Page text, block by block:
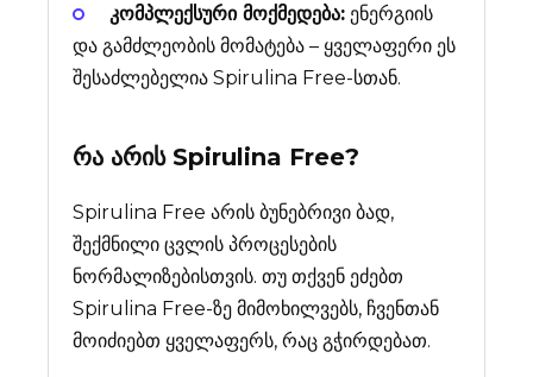
კომპლექსური მოქმედება: ენერგიის
და გამძლეობის მომატება – ყველაფერი ეს
შესაძლებელია Spirulina Free-სთან.
რა არისSpirulina Free?
Spirulina Free არის ბუნებრივი ბად,
შექმნილი ცვლის პროცესების
ნორმალიზებისთვის. თუ თქვენ ეძებთ
Spirulina Free-ზე მიმოხილვებს, ჩვენთან
მოიძიებთ ყველაფერს, რაც გჭირდებათ.